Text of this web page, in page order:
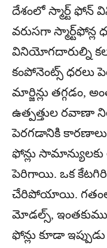
దేశంలో స్మార్ట్‌ ఫోన్
వరుసగా స్మార్ట్‌ఫోన్ల
వినియోగదారుల్ని
కంపోనెంట్స్ ధరలు
మార్జిన్లు తగ్గడం,
ఉత్పత్తుల రవాణా
పెరగడానికి
ఫోన్లు
పెరిగాయి. ఒక కేటగిరి
చేరిపోయాయి. గతంలో
మోడల్స్,
ఫోన్లు కూడా